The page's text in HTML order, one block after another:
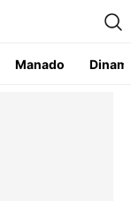
Manado